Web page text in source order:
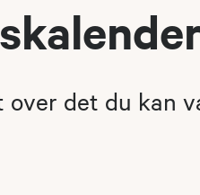
over det du kan